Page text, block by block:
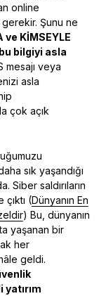
online
gerekir. Şunu ne
KİMSEYLE
bilgiyi asla
mesajı veya
asla
çok açık
sık yaşandığı
Siber saldırıların
çıktı (Dünyanın En
) Bu, dünyanın
yaşanan bir
her
geldi.